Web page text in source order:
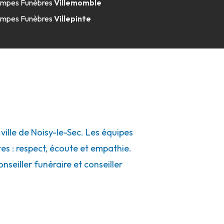
FunèbresVillemomble
FunèbresVillepinte
de Noisy-le-Sec. Les équipes
: respect, écoute et empathie.
funéraire et conseiller